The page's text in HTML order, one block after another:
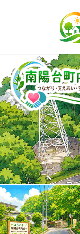
ツ
ス
キ
ッ
プ
シ
ン
に
移
動
Previous